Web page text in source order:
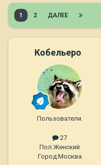
1 2 ДАЛЕЕ
Кобельеро
Пользователи.
27
Пол:Женский
Город:Москва